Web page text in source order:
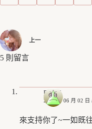
上一
5 則留言
pinky
2018 年 06 月 02 日
來支持你了~一如既